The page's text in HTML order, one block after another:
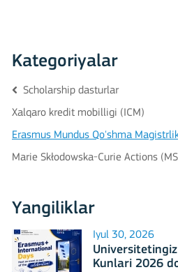
Kategoriyalar
Scholarship dasturlar
Xalqaro kredit mobilligi (ICM)
Erasmus Mundus Qo'shma
Marie Skłodowska-Curie Actions
Yangiliklar
Iyul 30, 2026
Kunlari 2026